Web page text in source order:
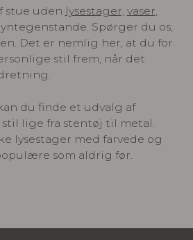
stue uden lysestager, vaser,
Spørger du os,
Det er nemlig her, at du for
stil frem, når det
du finde et udvalg af
lige fra stentøj til metal.
lysestager med farvede og
som aldrig før.